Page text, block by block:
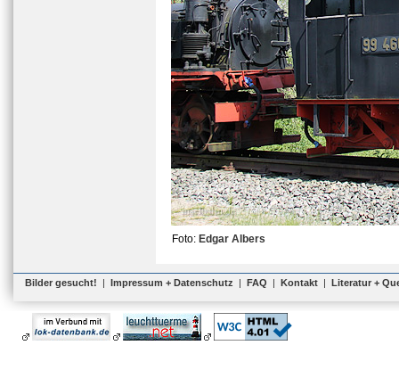
Foto: Edgar Albers
Bilder gesucht! | Impressum + Datenschutz | FAQ | Kontakt | Literatur +